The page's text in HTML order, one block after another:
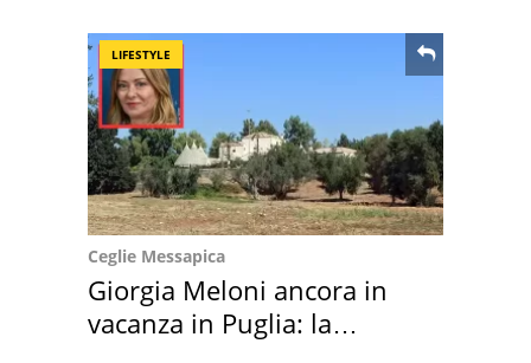
LIFESTYLE
Ceglie Messapica
Giorgia Meloni ancora in
vacanza in Puglia: la